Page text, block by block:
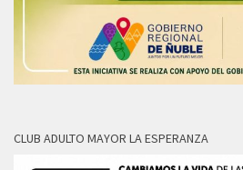
CLUB ADULTO MAYOR LA ESPERANZA